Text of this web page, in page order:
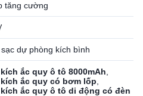
tăng cường
sạc dự phòng kích bình
ắc quy ô tô 8000mAh
ắc quy có bơm lốp
ắc quy ô tô di động có đèn